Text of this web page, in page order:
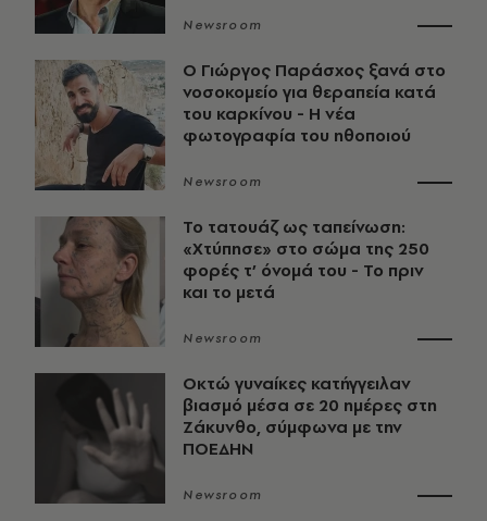
Newsroom
O Γιώργος Παράσχος ξανά στο
νοσοκομείο για θεραπεία κατά
του καρκίνου - Η νέα
φωτογραφία του ηθοποιού
Newsroom
Το τατουάζ ως ταπείνωση:
«Χτύπησε» στο σώμα της 250
φορές τ’ όνομά του - Το πριν
και το μετά
Newsroom
Οκτώ γυναίκες κατήγγειλαν
βιασμό μέσα σε 20 ημέρες στη
Ζάκυνθο, σύμφωνα με την
ΠΟΕΔΗΝ
Newsroom